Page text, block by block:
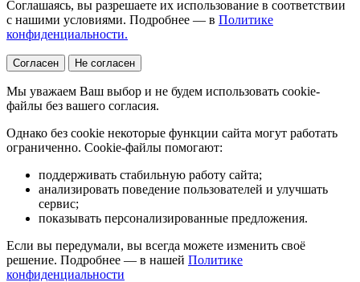
Соглашаясь, вы разрешаете их использование в соответствии
с нашими условиями. Подробнее — в Политике
конфиденциальности.
Согласен Не согласен
Мы уважаем Ваш выбор и не будем использовать cookie-
файлы без вашего согласия.
Однако без cookie некоторые функции сайта могут работать
ограниченно. Cookie-файлы помогают:
поддерживать стабильную работу сайта;
анализировать поведение пользователей и улучшать
сервис;
показывать персонализированные предложения.
Если вы передумали, вы всегда можете изменить своё
решение. Подробнее — в нашей Политике
конфиденциальности